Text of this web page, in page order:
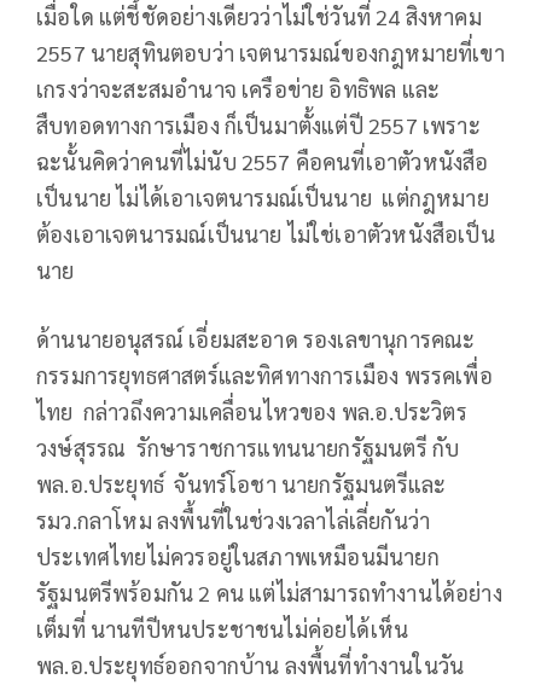
เมื่อใด แต่ชี้ชัดอย่างเดียวว่าไม่ใช่วันที่ 24 สิงหาคม
2557 นายสุทินตอบว่า เจตนารมณ์ของกฎหมายที่เขา
เกรงว่าจะสะสมอำนาจ เครือข่าย อิทธิพล และ
สืบทอดทางการเมือง ก็เป็นมาตั้งแต่ปี 2557 เพราะ
ฉะนั้นคิดว่าคนที่ไม่นับ 2557 คือคนที่เอาตัวหนังสือ
เป็นนาย ไม่ได้เอาเจตนารมณ์เป็นนาย แต่กฎหมาย
ต้องเอาเจตนารมณ์เป็นนาย ไม่ใช่เอาตัวหนังสือเป็น
นาย
ด้านนายอนุสรณ์ เอี่ยมสะอาด รองเลขานุการคณะ
กรรมการยุทธศาสตร์และทิศทางการเมือง พรรคเพื่อ
ไทย กล่าวถึงความเคลื่อนไหวของ พล.อ.ประวิตร
วงษ์สุรรณ รักษาราชการแทนนายกรัฐมนตรี กับ
พล.อ.ประยุทธ์ จันทร์โอชา นายกรัฐมนตรีและ
รมว.กลาโหม ลงพื้นที่ในช่วงเวลาไล่เลี่ยกันว่า
ประเทศไทยไม่ควรอยู่ในสภาพเหมือนมีนายก
รัฐมนตรีพร้อมกัน 2 คน แต่ไม่สามารถทำงานได้อย่าง
เต็มที่ นานทีปีหนประชาชนไม่ค่อยได้เห็น
พล.อ.ประยุทธ์ออกจากบ้าน ลงพื้นที่ทำงานในวัน